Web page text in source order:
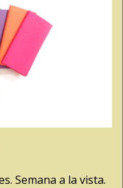
Semana a la vista.